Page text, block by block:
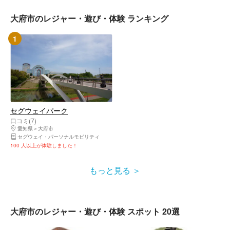
大府市のレジャー・遊び・体験 ランキング
1
セグウェイパーク
口コミ(7)
愛知県
大府市
セグウェイ・パーソナルモビリティ
100 人以上が体験しました！
もっと見る
大府市のレジャー・遊び・体験 スポット 20選